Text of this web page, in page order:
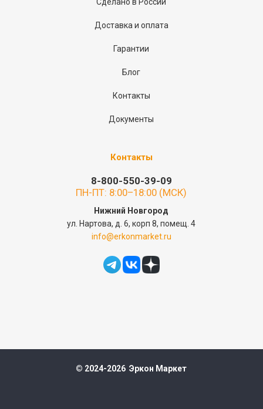
Доставка и оплата
Гарантии
Блог
Контакты
Документы
Контакты
8-800-550-39-09
ПН-ПТ: 8:00–18:00 (МСК)
Нижний Новгород
ул. Нартова, д. 6, корп 8, помещ. 4
info@erkonmarket.ru
© 2024-2026 Эркон Маркет